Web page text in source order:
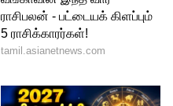
போலீசார்
கோவைக்கு
சட்ட ஒழுங்கு
ஆகியோர்